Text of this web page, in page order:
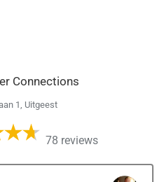
Connections
1, Uitgeest
78 reviews